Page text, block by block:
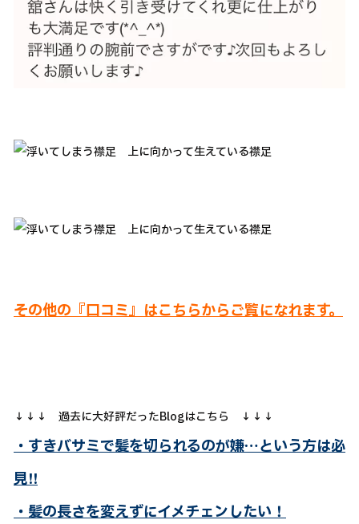
その他の『口コミ』はこちらからご覧になれます。
↓↓↓ 過去に大好評だったBlogはこちら ↓↓↓
・すきバサミで髪を切られるのが嫌…という方は必
見!!
・髪の長さを変えずにイメチェンしたい！